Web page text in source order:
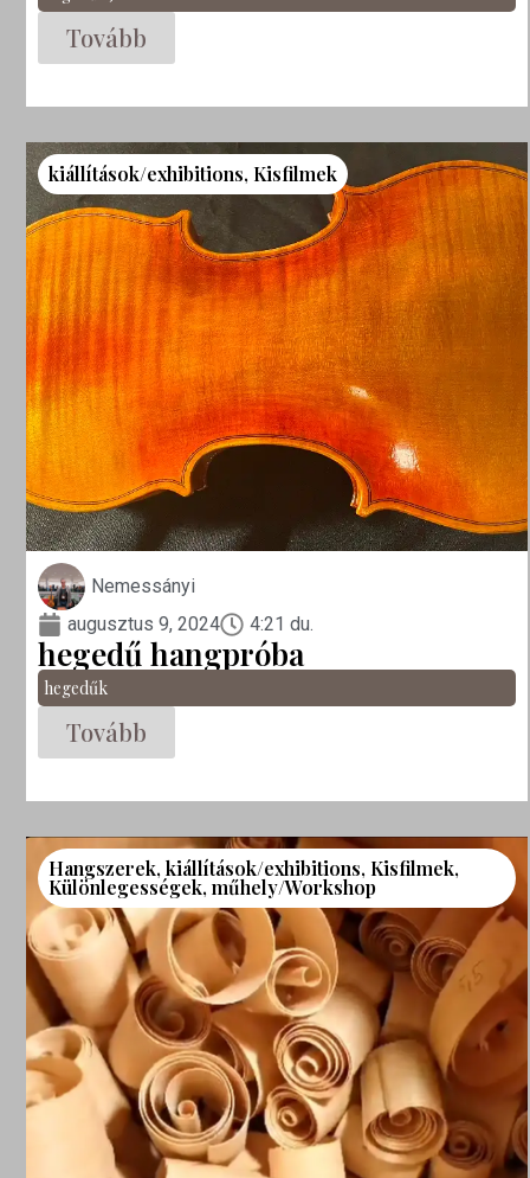
Tovább
kiállítások/exhibitions, Kisfilmek
Nemessányi
augusztus 9, 2024
4:21 du.
hegedű hangpróba
hegedűk
Tovább
Hangszerek,kiállítások/exhibitions, Kisfilmek,
Különlegességek,műhely/Workshop